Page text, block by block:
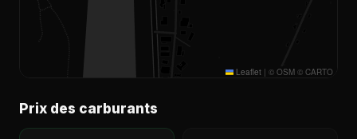
Leaflet | © OSM © CARTO
Prix des carburants